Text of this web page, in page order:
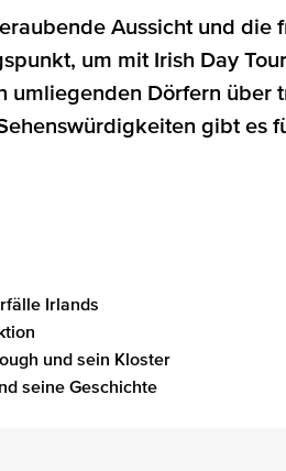
Aussicht und die
um mit Irish Day
umliegenden Dörfern über
gibt es
Irlands
und sein Kloster
seine Geschichte